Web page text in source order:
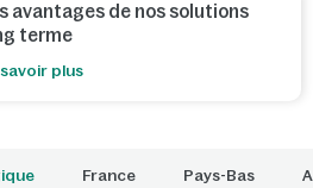
avantages de nos solutions
terme
savoir plus
France Pays-Bas